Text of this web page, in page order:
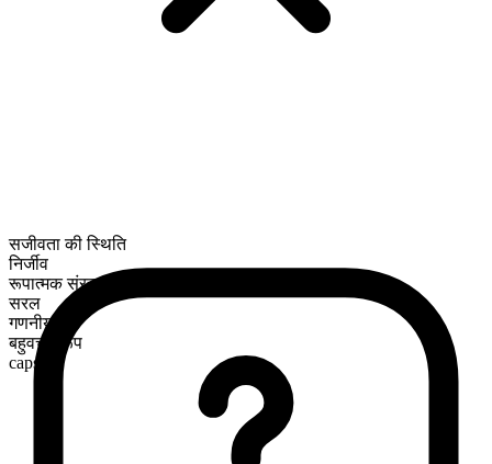
सजीवता की स्थिति
निर्जीव
रूपात्मक संरचना
सरल
गणनीय
बहुवचन रूप
caps